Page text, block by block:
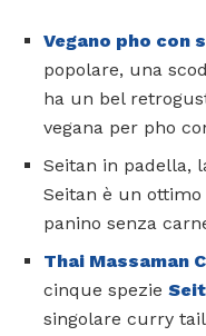
Vegano pho con
popolare, una
ha un bel
vegana per pho
Seitan in padella,
Seitan è un
panino senza
Thai Massaman
cinque spezie
singolare curry